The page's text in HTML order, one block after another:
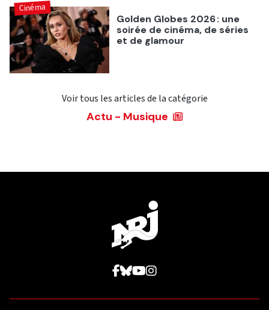
Golden Globes 2026 : une
soirée de cinéma, de séries
et de glamour
Cinéma
Voir tous les articles de la catégorie
Actu - Musique